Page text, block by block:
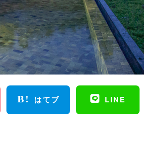
はてブ LINE